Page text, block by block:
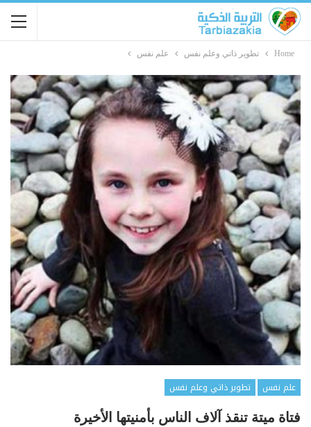
Home تطوير ذاتي وعلم نفس علم نفس
علم نفس
تطوير ذاتي وعلم نفس
فتاة ميتة تنقذ آلاف الناس بأمنيتها الأخيرة